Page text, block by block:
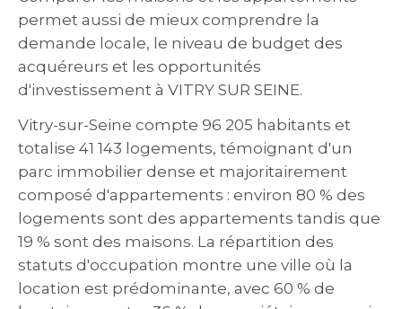
permet aussi de mieux comprendre la
demande locale, le niveau de budget des
acquéreurs et les opportunités
d'investissement à VITRY SUR SEINE.
Vitry-sur-Seine compte 96 205 habitants et
totalise 41 143 logements, témoignant d'un
parc immobilier dense et majoritairement
composé d'appartements : environ 80 % des
logements sont des appartements tandis que
19 % sont des maisons. La répartition des
statuts d'occupation montre une ville où la
location est prédominante, avec 60 % de